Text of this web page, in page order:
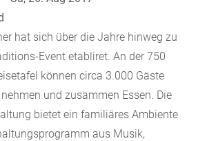
hat sich über die Jahre hinweg zu
Event etabliret. An der 750
können circa 3.000 Gäste
und zusammen Essen. Die
bietet ein familiäres Ambiente
aus Musik,